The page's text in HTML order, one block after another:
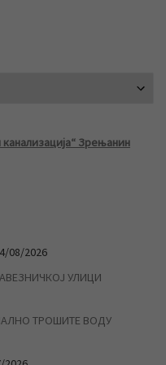
Зрењанин
08/2026
УЛИЦИ
ТРОШИТЕ ВОДУ